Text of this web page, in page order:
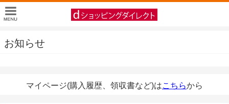
お知らせ
マイページ(購入履歴、領収書など)はこちらから